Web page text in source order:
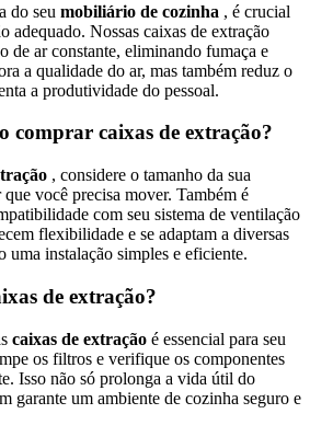
do seu mobiliário de cozinha , é crucial
adequado. Nossas caixas de extração
de ar constante, eliminando fumaça e
a qualidade do ar, mas também reduz o
a produtividade do pessoal.
comprar caixas de extração?
, considere o tamanho da sua
você precisa mover. Também é
com seu sistema de ventilação
flexibilidade e se adaptam a diversas
uma instalação simples e eficiente.
de extração?
caixas de extração é essencial para seu
os filtros e verifique os componentes
Isso não só prolonga a vida útil do
garante um ambiente de cozinha seguro e